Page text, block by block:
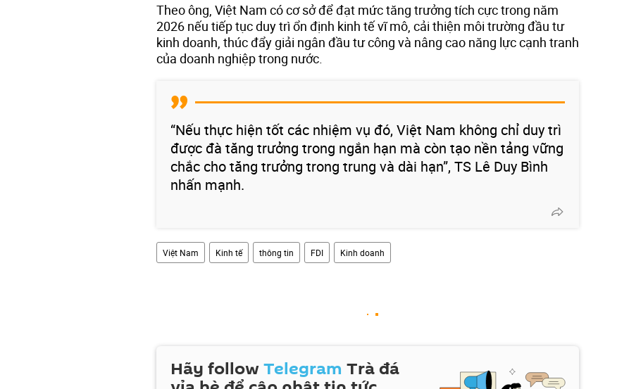
Theo ông, Việt Nam có cơ sở để đạt mức tăng trưởng tích cực trong năm
2026 nếu tiếp tục duy trì ổn định kinh tế vĩ mô, cải thiện môi trường đầu tư
kinh doanh, thúc đẩy giải ngân đầu tư công và nâng cao năng lực cạnh tranh
của doanh nghiệp trong nước.
“Nếu thực hiện tốt các nhiệm vụ đó, Việt Nam không chỉ duy trì
được đà tăng trưởng trong ngắn hạn mà còn tạo nền tảng vững
chắc cho tăng trưởng trong trung và dài hạn”, TS Lê Duy Bình
nhấn mạnh.
Việt Nam Kinh tế thông tin FDI Kinh doanh
Hãy followTelegram Trà đá